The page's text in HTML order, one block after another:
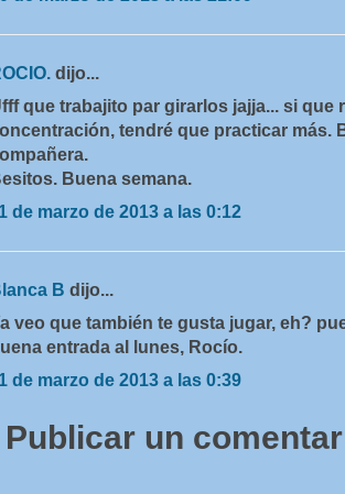
dijo...
que trabajito par girarlos jajja... si que
tendré que practicar más.
Buena semana.
de marzo de 2013 a las 0:12
B dijo...
veo que también te gusta jugar, eh?
entrada al lunes, Rocío.
de marzo de 2013 a las 0:39
Publicar un